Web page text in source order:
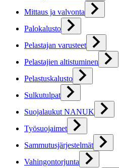
Mittaus ja valvonta
Palokalusto
Pelastajan varusteet
Pelastajien altistuminen
Pelastuskalusto
Sulkutulpat
Suojalaukut NANUK
Työsuojaimet
Sammutusjärjestelmät
Vahingontorjunta